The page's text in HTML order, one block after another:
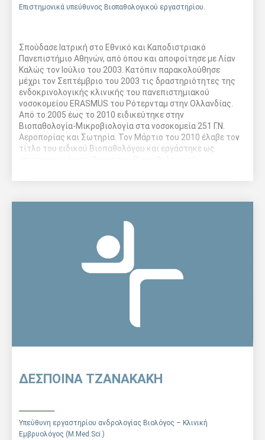
Επιστημονικά υπεύθυνος Βιοπαθολογικού εργαστηρίου.
Σπούδασε Ιατρική στο Εθνικό και Καποδιστριακό
Πανεπιστήμιο Αθηνών, από όπου και αποφοίτησε με Λίαν
Καλώς τον Ιούλιο του 2003. Κατόπιν παρακολούθησε
μέχρι τον Σεπτέμβριο του 2003 τις δραστηριότητες της
ενδοκρινολογικής κλινικής του πανεπιστημιακού
νοσοκομείου ERASMUS του Ρότερνταμ στην Ολλανδίας.
Από το 2005 έως το 2010 ειδικεύτηκε στην
Βιοπαθολογία-Μικροβιολογία στα νοσοκομεία 251 Γ.Ν.
Αεροπορίας και Σωτηρία. Τον Μάρτιο του 2010 έλαβε τον
τίτλο του ειδικού Βιοπαθολόγου και εργάστηκε ως
Διδάκτωρ του Πανεπιστημίου Αθηνών και ιδρυτής του
ΔΕΣΠΟΙΝΑ ΤΖΑΝΑΚΑΚΗ
Υπεύθυνη εργαστηρίου ανδρολογίας Βιολόγος – Κλινική
Εμβρυολόγος (M.Med.Sci.)